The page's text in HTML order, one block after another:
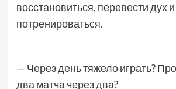
восстановиться, перевести дух и
потренироваться.
— Через день тяжело играть?
два матча через два?